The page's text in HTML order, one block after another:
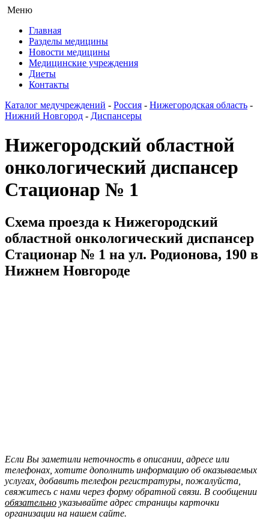
Меню
Главная
Разделы медицины
Новости медицины
Медицинские учреждения
Диеты
Контакты
Каталог медучреждений - Россия - Нижегородская область -
Нижний Новгород - Диспансеры
Нижегородский областной
онкологический диспансер
Стационар № 1
Схема проезда к Нижегородский
областной онкологический диспансер
Стационар № 1 на ул. Родионова, 190 в
Нижнем Новгороде
Если Вы заметили неточность в описании, адресе или
телефонах, хотите дополнить информацию об оказываемых
услугах, добавить телефон регистратуры, пожалуйста,
свяжитесь с нами через форму обратной связи. В сообщении
обязательно указывайте адрес страницы карточки
организации на нашем сайте.